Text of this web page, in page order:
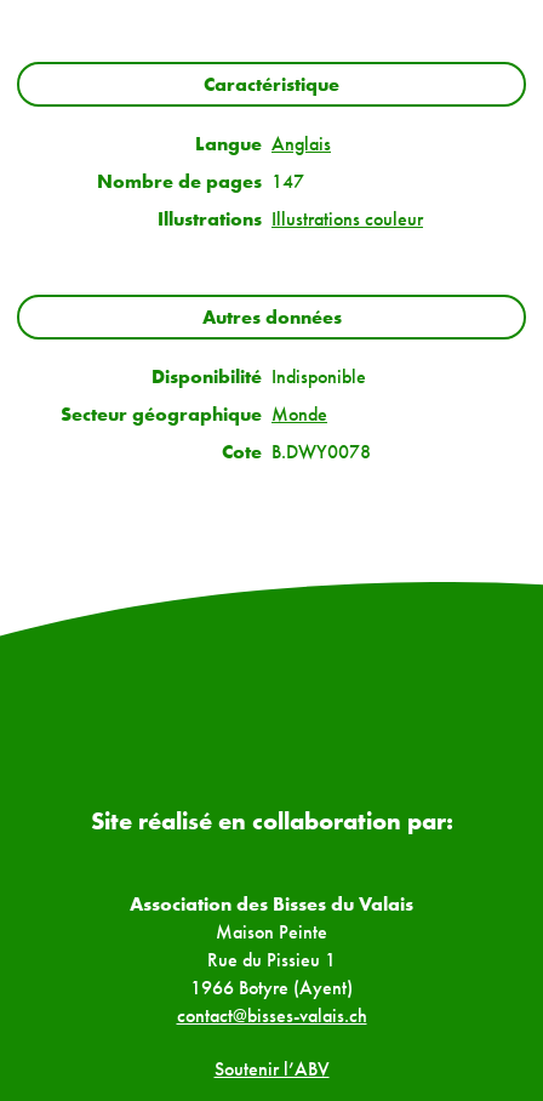
Caractéristique
Langue Anglais
Nombre de pages 147
Illustrations Illustrations couleur
Autres données
Disponibilité Indisponible
Secteur géographique Monde
Cote B.DWY0078
Site réalisé en collaboration par:
Association des Bisses du Valais
Maison Peinte
Rue du Pissieu 1
1966 Botyre (Ayent)
contact@bisses-valais.ch
Soutenir l’ABV